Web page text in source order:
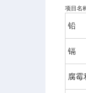
项目名
铅
镉
腐霉